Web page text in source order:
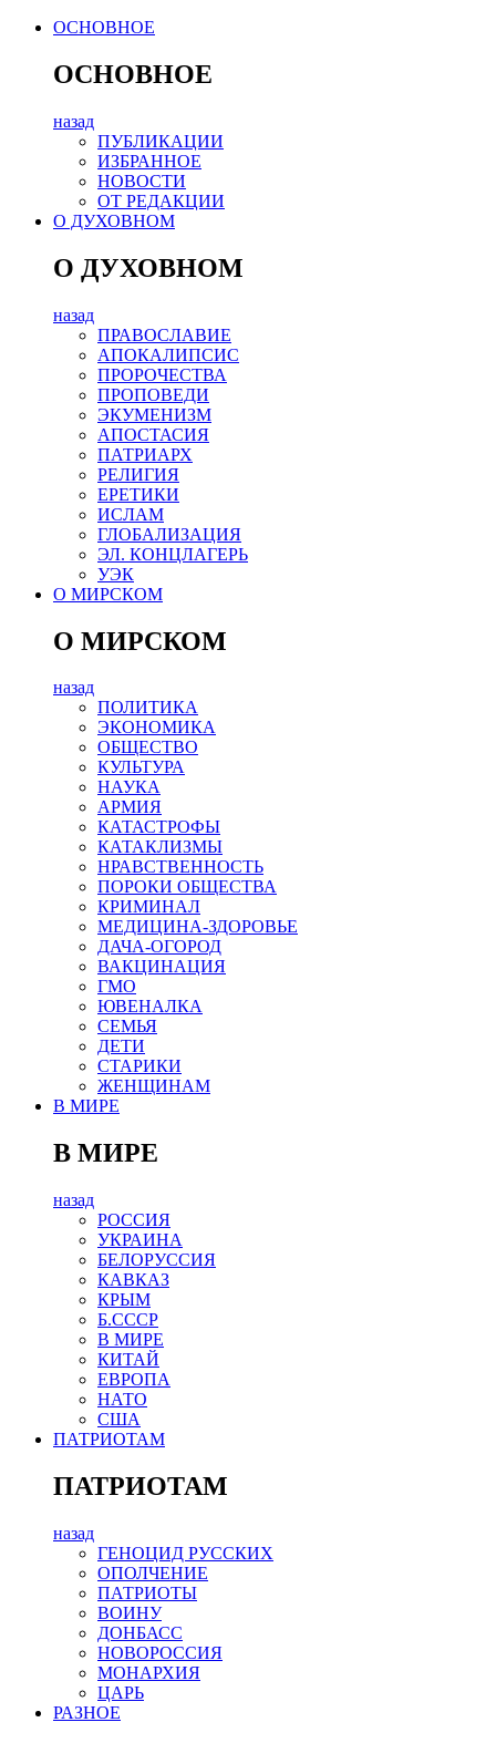
ОСНОВНОЕ
ОСНОВНОЕ
назад
ПУБЛИКАЦИИ
ИЗБРАННОЕ
НОВОСТИ
ОТ РЕДАКЦИИ
О ДУХОВНОМ
О ДУХОВНОМ
назад
ПРАВОСЛАВИЕ
АПОКАЛИПСИС
ПРОРОЧЕСТВА
ПРОПОВЕДИ
ЭКУМЕНИЗМ
АПОСТАСИЯ
ПАТРИАРХ
РЕЛИГИЯ
ЕРЕТИКИ
ИСЛАМ
ГЛОБАЛИЗАЦИЯ
ЭЛ. КОНЦЛАГЕРЬ
УЭК
О МИРСКОМ
О МИРСКОМ
назад
ПОЛИТИКА
ЭКОНОМИКА
ОБЩЕСТВО
КУЛЬТУРА
НАУКА
АРМИЯ
КАТАСТРОФЫ
КАТАКЛИЗМЫ
НРАВСТВЕННОСТЬ
ПОРОКИ ОБЩЕСТВА
КРИМИНАЛ
МЕДИЦИНА-ЗДОРОВЬЕ
ДАЧА-ОГОРОД
ВАКЦИНАЦИЯ
ГМО
ЮВЕНАЛКА
СЕМЬЯ
ДЕТИ
СТАРИКИ
ЖЕНЩИНАМ
В МИРЕ
В МИРЕ
назад
РОСCИЯ
УКРАИНА
БЕЛОРУССИЯ
КАВКАЗ
КРЫМ
Б.СССР
В МИРЕ
КИТАЙ
ЕВРОПА
НАТО
США
ПАТРИОТАМ
ПАТРИОТАМ
назад
ГЕНОЦИД РУССКИХ
ОПОЛЧЕНИЕ
ПАТРИОТЫ
ВОИНУ
ДОНБАСС
НОВОРОССИЯ
МОНАРХИЯ
ЦАРЬ
РАЗНОЕ